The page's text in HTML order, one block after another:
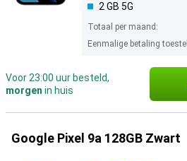
2 GB 5G
Totaal per maand:
Eenmalige betaling
Voor 23:00 uur besteld,
morgen in huis
Google Pixel 9a 128GB Zwart